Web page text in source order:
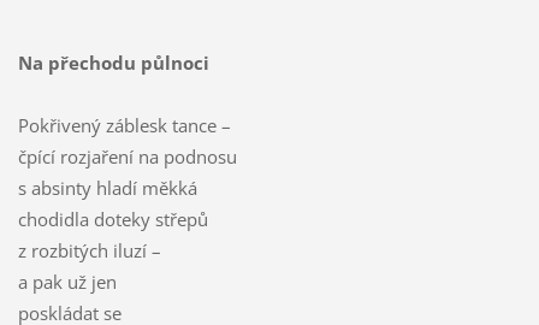
Na přechodu půlnoci
Pokřivený záblesk tance –
čpící rozjaření na podnosu
s absinty hladí měkká
chodidla doteky střepů
z rozbitých iluzí –
a pak už jen
poskládat se